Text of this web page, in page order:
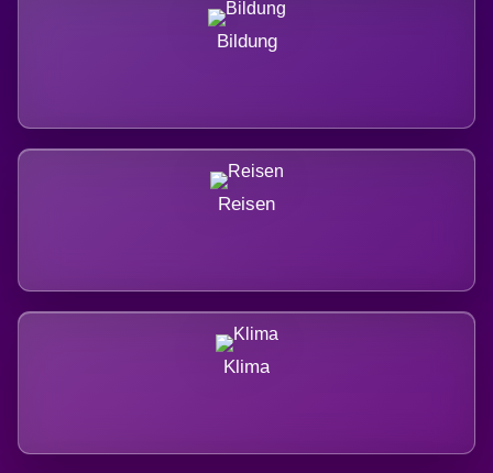
Bildung
Reisen
Klima